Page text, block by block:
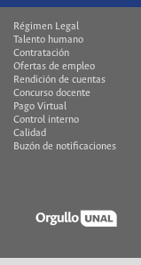
Régimen Legal
Talento humano
Contratación
Ofertas de empleo
Rendición de cuentas
Concurso docente
Pago Virtual
Control interno
Calidad
Buzón de notificaciones